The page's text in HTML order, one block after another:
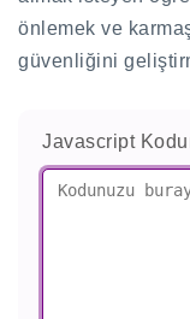
önlemek ve
güvenliğini
Javascript